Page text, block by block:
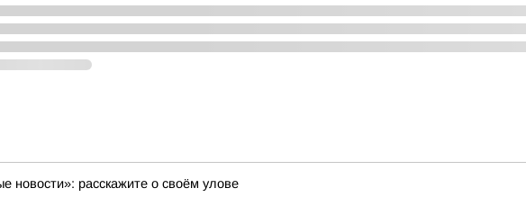
расскажите о своём улове